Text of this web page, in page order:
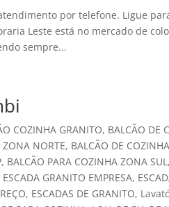
por telefone. Ligue
Leste está no mercado de
sempre...
COZINHA GRANITO, BALCÃO DE
NORTE, BALCÃO DE
, BALCÃO PARA COZINHA ZONA SUL ,
ESCADA GRANITO EMPRESA,
, ESCADAS DE GRANITO,